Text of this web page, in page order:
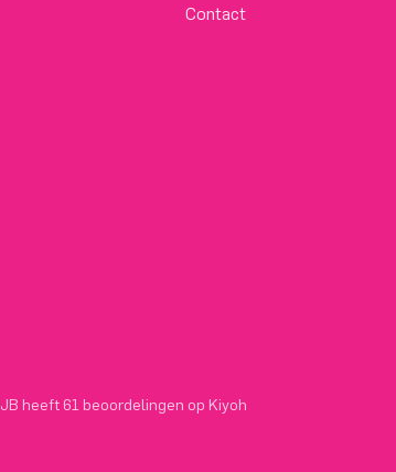
Contact
JB heeft 61 beoordelingen op Kiyoh